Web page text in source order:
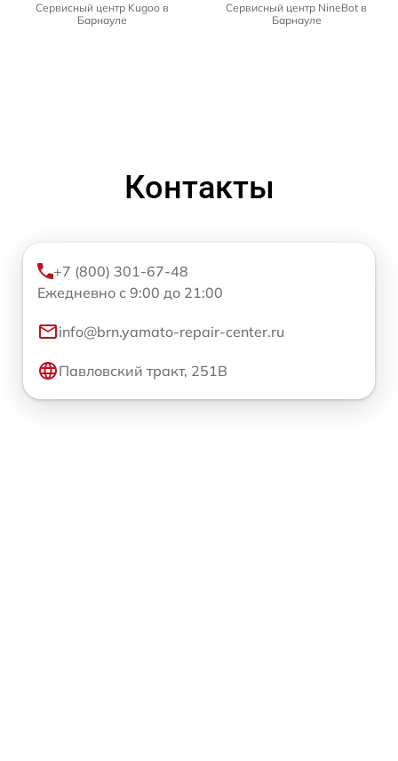
Сервисный центр Kugoo в
Барнауле
Сервисный центр NineBot в
Барнауле
Контакты
+7 (800) 301-67-48
Ежедневно с 9:00 до 21:00
info@brn.yamato-repair-center.ru
Павловский тракт, 251В